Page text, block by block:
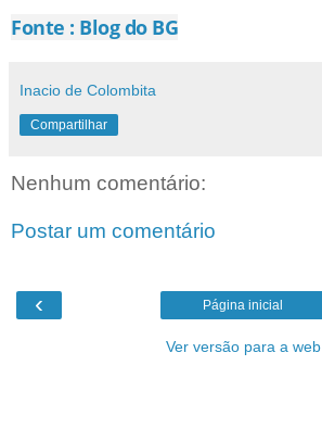
Fonte : Blog do BG
Inacio de Colombita
Compartilhar
Nenhum comentário:
Postar um comentário
‹ Página inicial
Ver versão para a web